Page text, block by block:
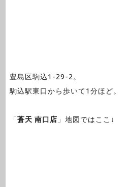
豊島区駒込1-29-2。
駒込駅東口から歩いて1分ほど。
「蒼天 南口店 」地図ではここ↓